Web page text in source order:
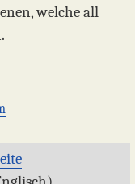
welche all